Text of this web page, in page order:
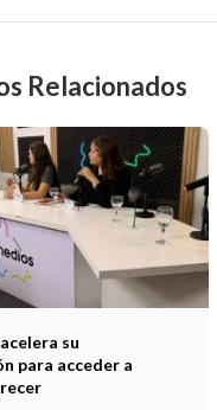
Relacionados
su
para acceder a